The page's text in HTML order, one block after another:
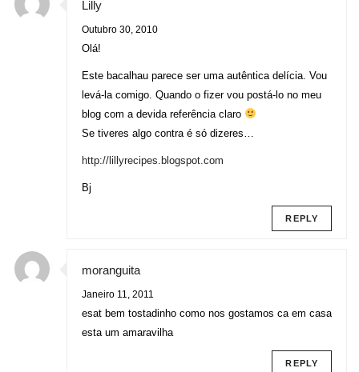
Lilly
Outubro 30, 2010
Olá!
Este bacalhau parece ser uma autêntica delícia. Vou
levá-la comigo. Quando o fizer vou postá-lo no meu
blog com a devida referência claro
Se tiveres algo contra é só dizeres…
http://lillyrecipes.blogspot.com
Bj
REPLY
moranguita
Janeiro 11, 2011
esat bem tostadinho como nos gostamos ca em casa
esta um amaravilha
REPLY